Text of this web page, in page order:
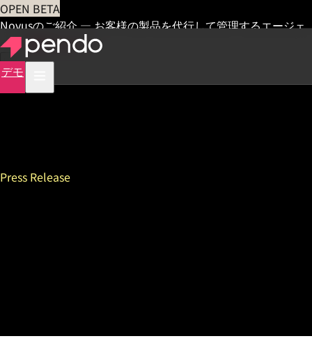
OPEN BETA
Novusのご紹介 — お客様の製品を代行して管理するエージェ
ント 早期アクセス
デモ
Press Release